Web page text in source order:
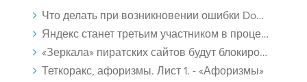
Что делать при возникновении ошибки Download interrupted в Chrome - «Windows»
Яндекс станет третьим участником в процессе ФАС против Google - «Интернет»
«Зеркала» пиратских сайтов будут блокироваться! - «Интернет»
Теткоракс, афоризмы. Лист 1. - «Афоризмы»